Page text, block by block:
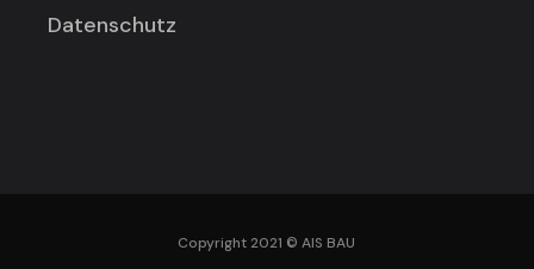
Datenschutz
Copyright 2021 © AIS BAU